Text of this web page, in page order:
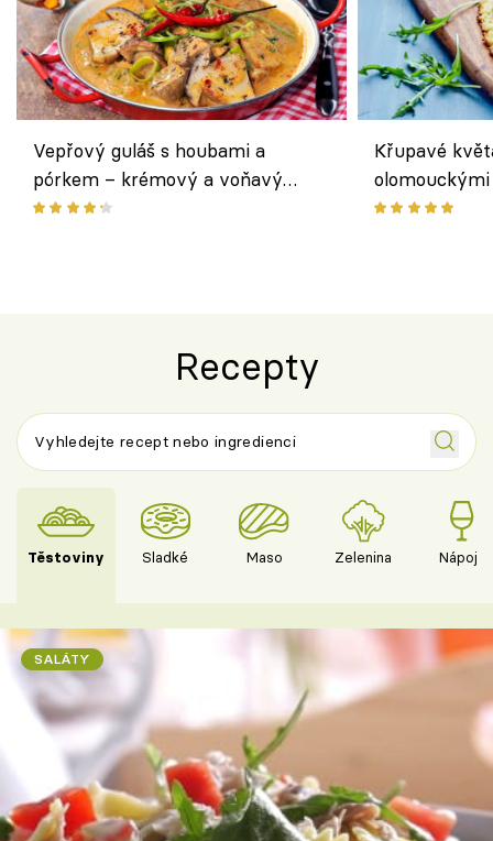
Vepřový guláš s houbami a
pórkem – krémový a voňavý
pokrm z jednoho hrnce
Křupavé
bezlepkový
Recepty
Těstoviny Sladké Maso Zelenina Nápoje
SALÁTY